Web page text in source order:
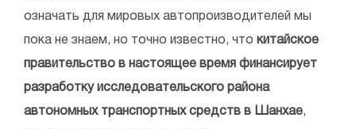
означать для мировых автопроизводителей мы
пока не знаем, но точно известно, что китайское
правительство в настоящее время финансирует
разработку исследовательского района
автономных транспортных средств в Шанхае,